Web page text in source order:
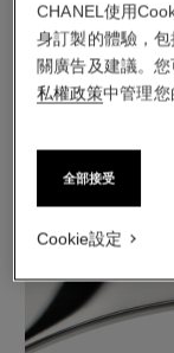
31顆明亮式切
包括1顆明亮式
每件作品皆可能
CHANEL使用
身訂製的體驗，
關廣告及建議。
私權政策中管理您
全部接受
Cookie設定